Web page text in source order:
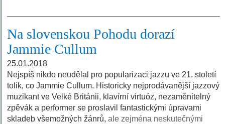
Na slovenskou Pohodu dorazí
Jammie Cullum
25.01.2018
Nejspíš nikdo neudělal pro popularizaci jazzu ve 21. století
tolik, co Jammie Cullum. Historicky nejprodávanější jazzový
muzikant ve Velké Británii, klavírní virtuóz, nezaměnitelný
zpěvák a performer se proslavil fantastickými úpravami
skladeb všemožných žánrů,ale zejména neskutečnými